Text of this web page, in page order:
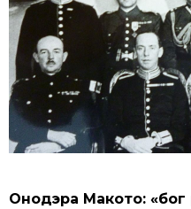
Последние
В деталях
Факты о Японии
Онодэра Макото: